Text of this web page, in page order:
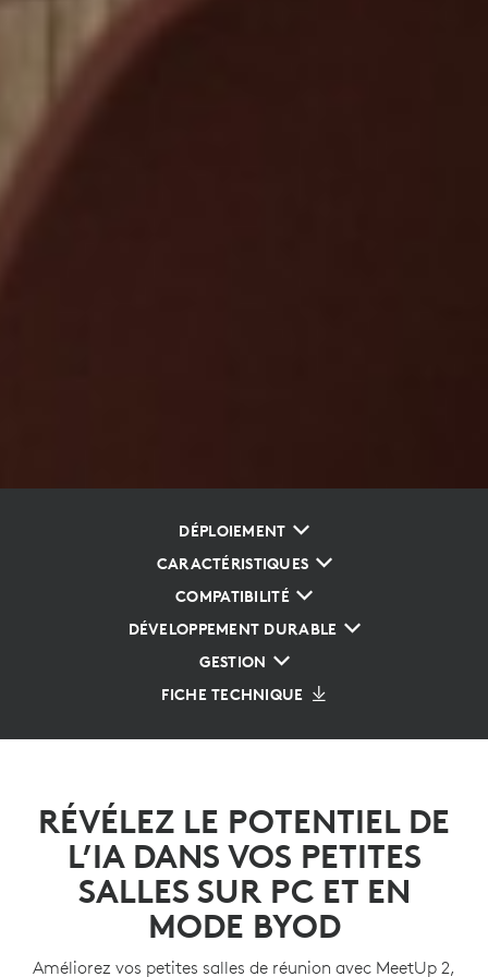
DÉPLOIEMENT
CARACTÉRISTIQUES
COMPATIBILITÉ
DÉVELOPPEMENT DURABLE
GESTION
FICHE TECHNIQUE
RÉVÉLEZ LE POTENTIEL DE
L’IA DANS VOS PETITES
SALLES SUR PC ET EN
MODE BYOD
Améliorez vos petites salles de réunion avec MeetUp 2,